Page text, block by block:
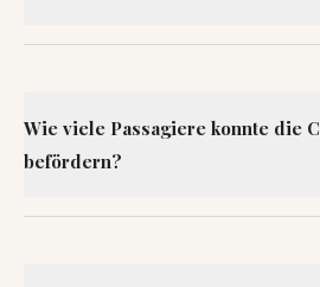
Wie viele Passagiere konnte die
befördern?